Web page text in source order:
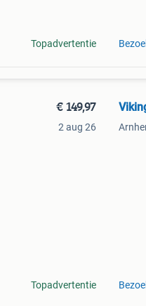
Topadvertentie
€ 149,97
2 aug 26
Topadvertentie